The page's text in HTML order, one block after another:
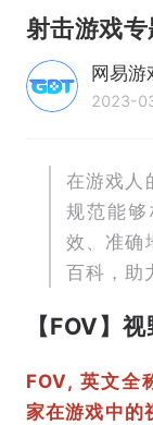
射击游戏
网易游
2023-
在游戏人
规范能
效、准确
百科，助
【FOV】
FOV, 英文全
家在游戏中的